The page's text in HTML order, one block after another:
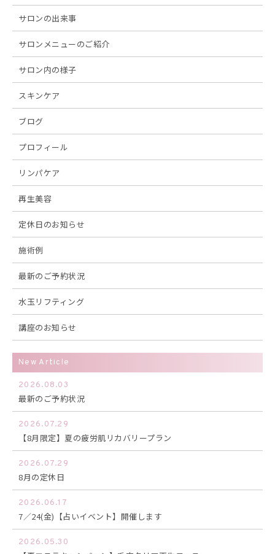
サロンの出来事
サロンメニューのご紹介
サロン内の様子
スキンケア
ブログ
プロフィール
リンパケア
再生美容
定休日のお知らせ
施術例
最新のご予約状況
水玉リフティング
講座のお知らせ
New Article
2026.08.03
最新のご予約状況
2026.07.29
【8月限定】夏の疲労肌リカバリープラン
2026.07.29
8月の定休日
2026.06.17
7／24(金)【占いイベント】開催します
2026.05.30